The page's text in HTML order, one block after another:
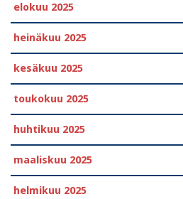
elokuu 2025
heinäkuu 2025
kesäkuu 2025
toukokuu 2025
huhtikuu 2025
maaliskuu 2025
helmikuu 2025